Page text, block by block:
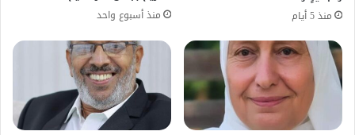
منذ 5 أيام
منذ أسبوع واحد